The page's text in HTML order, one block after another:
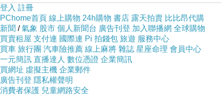
・以大欺小、得不償失。
詩曰‥
鵰心自傲奪棲身，碎骨殘巢不蔽塵。折爪蒙羞荒漠
路，終身畏見翠衣人。
只見利益不顧義，盲目貪圖不實際。作為損人不利
己，惡名流佈徒嘆息。
登入 註冊
PChome首頁 線上購物 24h購物 書店 露天拍賣 比比昂代購
新聞 /氣象 股市 個人新聞台 廣告刊登 加入聯播網 全球購物
買賣租屋 支付連 國際連 Pi 拍錢包 旅遊 服務中心
買車 旅行團 汽車險推薦 線上麻將 雜誌 星座命理 會員中心
一元簡訊 直播達人 數位憑證 企業簡訊
買網址 虛擬主機 企業郵件
廣告刊登 隱私權聲明
消費者保護 兒童網路安全